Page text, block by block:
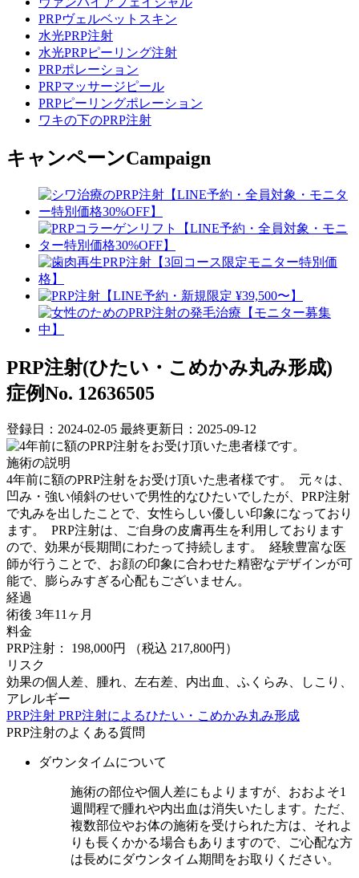
PRPヴェルベットスキン
水光PRP注射
水光PRPピーリング注射
PRPポレーション
PRPマッサージピール
PRPピーリングポレーション
ワキの下のPRP注射
キャンペーンCampaign
PRP注射(ひたい・こめかみ丸み形成)
症例No. 12636505
登録日：2024-02-05 最終更新日：2025-09-12
施術の説明
4年前に額のPRP注射をお受け頂いた患者様です。 ⁡ 元々は、
凹み・強い傾斜のせいで男性的なひたいでしたが、PRP注射
で丸みを出したことで、女性らしい優しい印象になっており
ます。 ⁡ PRP注射は、ご自身の皮膚再生を利用しております
ので、効果が長期間にわたって持続します。 ⁡ 経験豊富な医
師が行うことで、お顔の印象に合わせた精密なデザインが可
能で、膨らみすぎる心配もございません。
経過
術後 3年11ヶ月
料金
PRP注射： 198,000円
（税込 217,800円）
リスク
効果の個人差、腫れ、左右差、内出血、ふくらみ、しこり、
アレルギー
PRP注射 PRP注射によるひたい・こめかみ丸み形成
PRP注射のよくある質問
ダウンタイムについて
施術の部位や個人差にもよりますが、おおよそ1
週間程で腫れや内出血は消失いたします。ただ、
複数部位やお体の施術を受けられた方は、それよ
りも長くかかる場合もありますので、ご心配な方
は長めにダウンタイム期間をお取りください。